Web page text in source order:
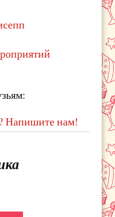
Напишите нам!